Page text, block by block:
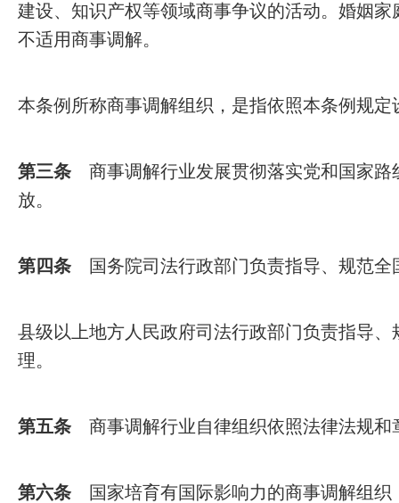
建设、知识产权等领域商事争议的活动。婚姻
不适用商事调解。
本条例所称商事调解组织，是指依照本条例规
第三条 商事调解行业发展贯彻落实党和国家路
放。
第四条 国务院司法行政部门负责指导、规范全
县级以上地方人民政府司法行政部门负责指导
理。
第五条 商事调解行业自律组织依照法律法规和
第六条 国家培育有国际影响力的商事调解组织